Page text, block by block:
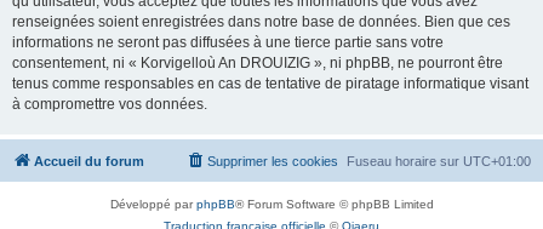
renseignées soient enregistrées dans notre base de données. Bien que ces
informations ne seront pas diffusées à une tierce partie sans votre
consentement, ni « Korvigelloù An DROUIZIG », ni phpBB, ne pourront être
tenus comme responsables en cas de tentative de piratage informatique visant
à compromettre vos données.
Accueil du forum Fuseau horaire sur UTC+01:00
Supprimer les cookies
Développé parphpBB® Forum Software © phpBB Limited
Traduction française officielle ©Qiaeru